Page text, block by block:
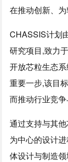
在推动创新、
CHASSIS计划
研究项目,致力
开放芯粒生态
重要一步,该目
而推动行业竞争
通过支持与其
为中心的设计
体设计与制造